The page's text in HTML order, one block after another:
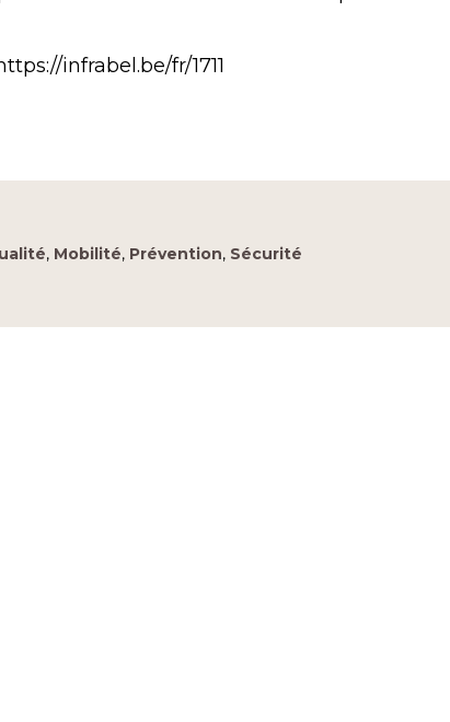
infrabel.be/fr/1711
, Mobilité, Prévention, Sécurité